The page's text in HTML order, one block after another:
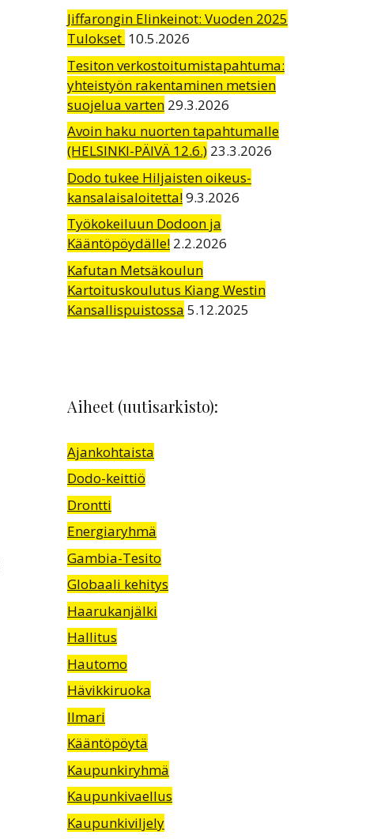
Jiffarongin Elinkeinot: Vuoden 2025
Tulokset 10.5.2026
Tesiton verkostoitumistapahtuma:
yhteistyön rakentaminen metsien
suojelua varten 29.3.2026
Avoin haku nuorten tapahtumalle
(HELSINKI-PÄIVÄ 12.6.) 23.3.2026
Dodo tukee Hiljaisten oikeus-
kansalaisaloitetta!9.3.2026
Työkokeiluun Dodoon ja
Kääntöpöydälle! 2.2.2026
Kafutan Metsäkoulun
Kartoituskoulutus Kiang Westin
Kansallispuistossa 5.12.2025
Aiheet (uutisarkisto):
Ajankohtaista
Dodo-keittiö
Drontti
Energiaryhmä
Gambia-Tesito
Globaali kehitys
Haarukanjälki
Hallitus
Hautomo
Hävikkiruoka
Ilmari
Kääntöpöytä
Kaupunkiryhmä
Kaupunkivaellus
Kaupunkiviljely